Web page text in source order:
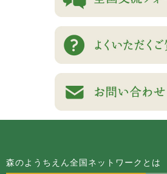
森のようちえん全国ネットワークとは